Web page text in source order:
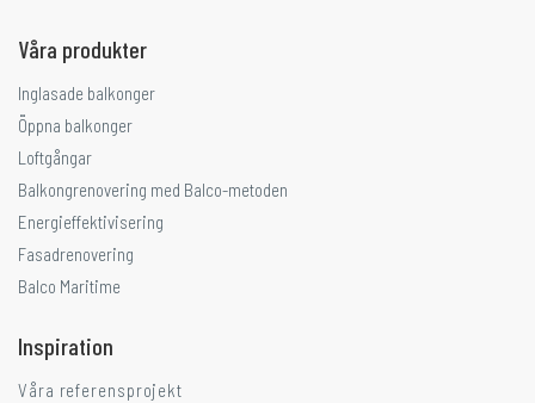
Våra produkter
Inglasade balkonger
Öppna balkonger
Loftgångar
Balkongrenovering med Balco-metoden
Energieffektivisering
Fasadrenovering
Balco Maritime
Inspiration
Våra referensprojekt